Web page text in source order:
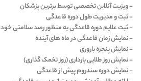
- ویزیت آنلاین تخصصی توسط برترین پزشکان
- ثبت و مدیریت طول دوره قاعدگی
- ثبت علایم دوره قاعدگی به منظور رصد سلامتی خود
- نمایش زمان قاعدگی در ماه های آینده
- نمایش پنجره باروری
- نمایش روز طلایی بارداری (روز تخمک گذاری)
- نمایش دوره سندروم پیش از قاعدگی